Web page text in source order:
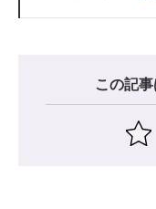
この記